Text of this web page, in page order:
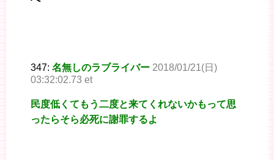
347: 名無しのラブライバー 2018/01/21(日)
03:32:02.73 et
民度低くてもう二度と来てくれないかもって思
ったらそら必死に謝罪するよ